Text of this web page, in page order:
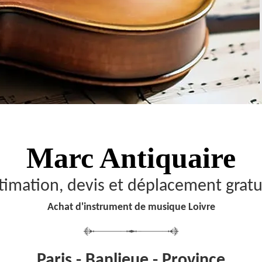
Marc Antiquaire
devis et déplacement
Achat d'instrument de musique Loivre